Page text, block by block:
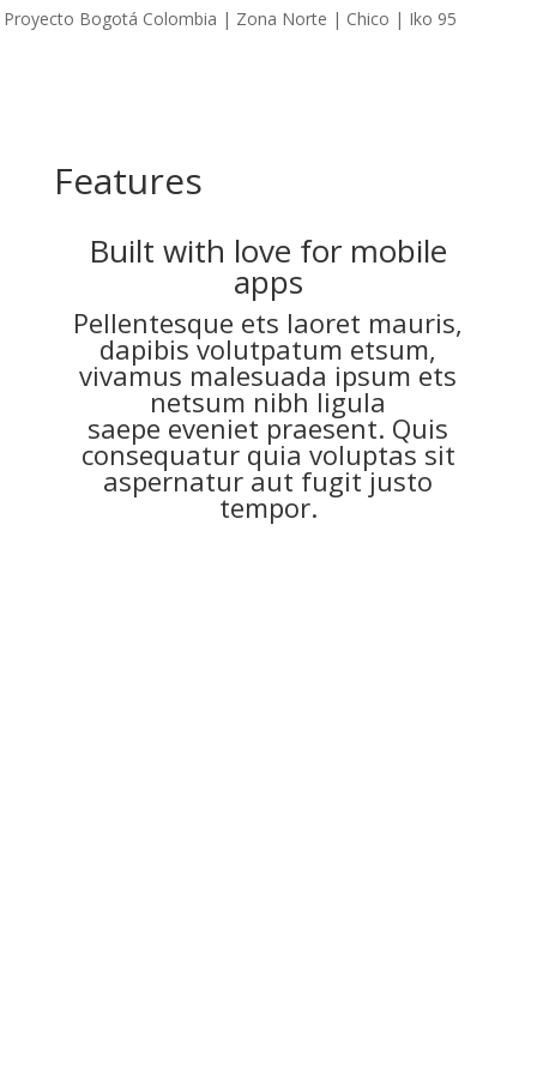
Features
Built with love for mobile
apps
Pellentesque ets laoret mauris,
dapibis volutpatum etsum,
vivamus malesuada ipsum ets
netsum nibh ligula
saepe eveniet praesent. Quis
consequatur quia voluptas sit
aspernatur aut fugit justo
tempor.